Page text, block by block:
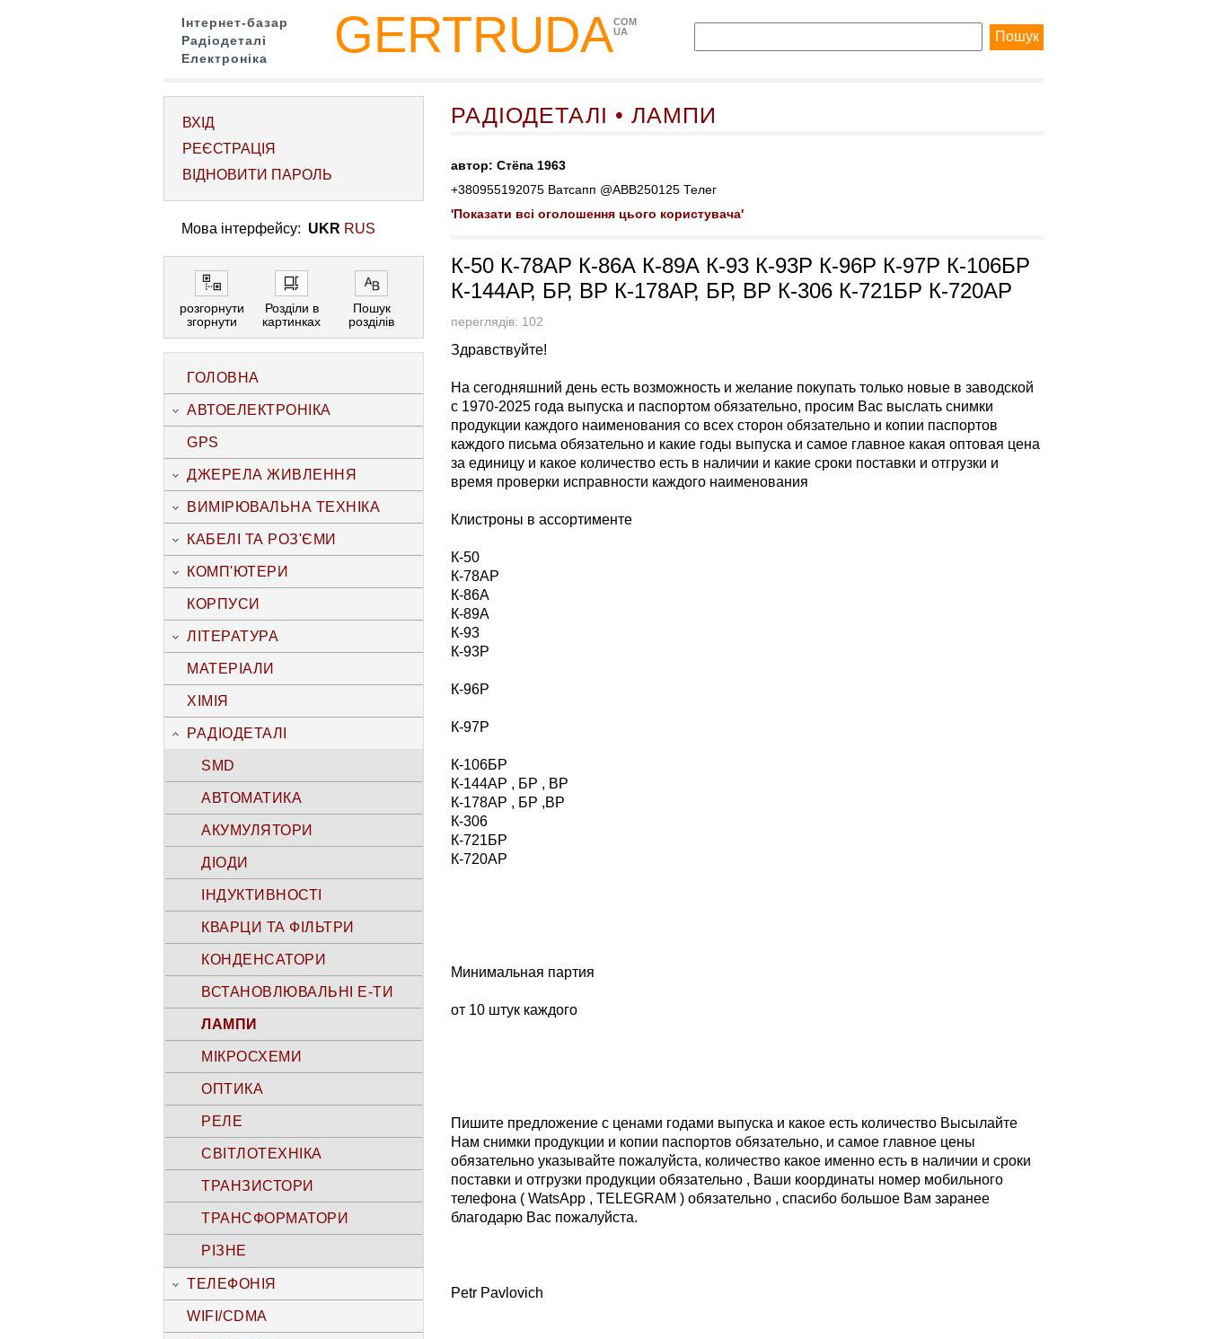
Інтернет-базар
Радіодеталі
Електроніка
GERTRUDACOM
UA
ВХІД
РЕЄСТРАЦІЯ
ВІДНОВИТИ ПАРОЛЬ
Мова інтерфейсу: UKR RUS
розгорнути
згорнути
Розділи в
картинках
Пошук
розділів
ГОЛОВНА
АВТОЕЛЕКТРОНІКА
GPS
ДЖЕРЕЛА ЖИВЛЕННЯ
ВИМІРЮВАЛЬНА ТЕХНІКА
КАБЕЛІ ТА РОЗ'ЄМИ
КОМП'ЮТЕРИ
КОРПУСИ
ЛІТЕРАТУРА
МАТЕРІАЛИ
ХІМІЯ
РАДІОДЕТАЛІ
SMD
АВТОМАТИКА
АКУМУЛЯТОРИ
ДІОДИ
ІНДУКТИВНОСТІ
КВАРЦИ ТА ФІЛЬТРИ
КОНДЕНСАТОРИ
ВСТАНОВЛЮВАЛЬНІ Е-ТИ
ЛАМПИ
МІКРОСХЕМИ
ОПТИКА
РЕЛЕ
СВІТЛОТЕХНІКА
ТРАНЗИСТОРИ
ТРАНСФОРМАТОРИ
РІЗНЕ
ТЕЛЕФОНІЯ
WIFI/CDMA
РАДІОДЕТАЛІ • ЛАМПИ
автор: Стёпа 1963
+380955192075 Ватсапп @ABB250125 Телег
'Показати всі оголошення цього користувача'
К-50 К-78АР К-86А К-89А К-93 К-93Р К-96Р К-97Р К-106БР
К-144АР, БР, ВР К-178АР, БР, ВР К-306 К-721БР К-720АР
переглядів: 102
Здравствуйте!
На сегодняшний день есть возможность и желание покупать только новые в заводской
с 1970-2025 года выпуска и паспортом обязательно, просим Вас выслать снимки
продукции каждого наименования со всех сторон обязательно и копии паспортов
каждого письма обязательно и какие годы выпуска и самое главное какая оптовая цена
за единицу и какое количество есть в наличии и какие сроки поставки и отгрузки и
время проверки исправности каждого наименования
Клистроны в ассортименте
К-50
К-78АР
К-86А
К-89А
К-93
К-93Р
К-96Р
К-97Р
К-106БР
К-144АР , БР , ВР
К-178АР , БР ,ВР
К-306
К-721БР
К-720АР​
Минимальная партия
от 10 штук каждого
Пишите предложение с ценами годами выпуска и какое есть количество Высылайте
Нам снимки продукции и копии паспортов обязательно, и самое главное цены
обязательно указывайте пожалуйста, количество какое именно есть в наличии и сроки
поставки и отгрузки продукции обязательно , Ваши координаты номер мобильного
телефона ( WatsApp , TELEGRAM ) обязательно , спасибо большое Вам заранее
благодарю Вас пожалуйста.
Petr Pavlovich